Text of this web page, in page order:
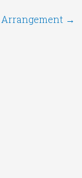
Arrangement →